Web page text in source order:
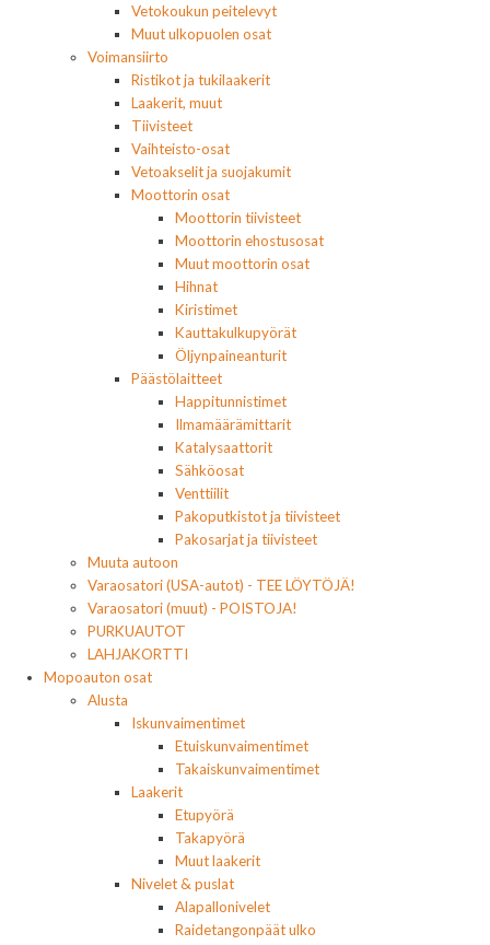
Vetokoukun peitelevyt
Muut ulkopuolen osat
Voimansiirto
Ristikot ja tukilaakerit
Laakerit, muut
Tiivisteet
Vaihteisto-osat
Vetoakselit ja suojakumit
Moottorin osat
Moottorin tiivisteet
Moottorin ehostusosat
Muut moottorin osat
Hihnat
Kiristimet
Kauttakulkupyörät
Öljynpaineanturit
Päästölaitteet
Happitunnistimet
Ilmamäärämittarit
Katalysaattorit
Sähköosat
Venttiilit
Pakoputkistot ja tiivisteet
Pakosarjat ja tiivisteet
Muuta autoon
Varaosatori (USA-autot) - TEE LÖYTÖJÄ!
Varaosatori (muut) - POISTOJA!
PURKUAUTOT
LAHJAKORTTI
Mopoauton osat
Alusta
Iskunvaimentimet
Etuiskunvaimentimet
Takaiskunvaimentimet
Laakerit
Etupyörä
Takapyörä
Muut laakerit
Nivelet & puslat
Alapallonivelet
Raidetangonpäät ulko